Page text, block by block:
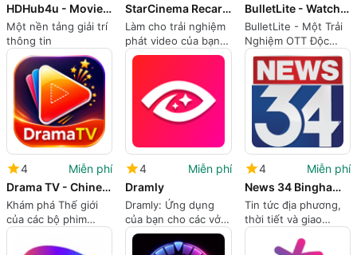
HDHub4u - Movie & Series Guide
Một nền tảng giải trí
thông tin
StarCinema Recargas
Làm cho trải nghiệm
phát video của bạn
trở nên mượt mà hơn
BulletLite - Watch & Earn
BulletLite - Một Trải
Nghiệm OTT Độc
Đáo
4
Miễn phí
Drama TV - Chinese Short Drama
Khám phá Thế giới
của các bộ phim
ngắn Trung Quốc
4
Miễn phí
Dramly
Dramly: Ứng dụng
của bạn cho các vở
kịch ngắn
4
Miễn phí
News 34 Binghamton
Tin tức địa phương,
thời tiết và giao
thông cho cư dân
Binghamton